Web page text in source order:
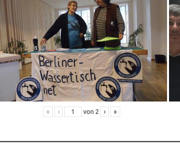
« ‹ von 2 › »